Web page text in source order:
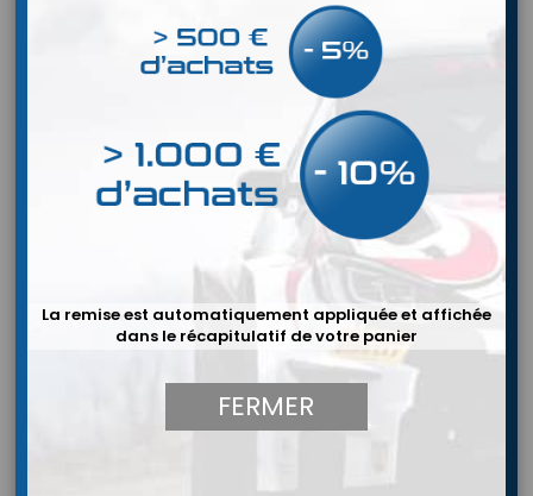
La remise est automatiquement appliquée et affichée
dans le récapitulatif de votre panier
FERMER